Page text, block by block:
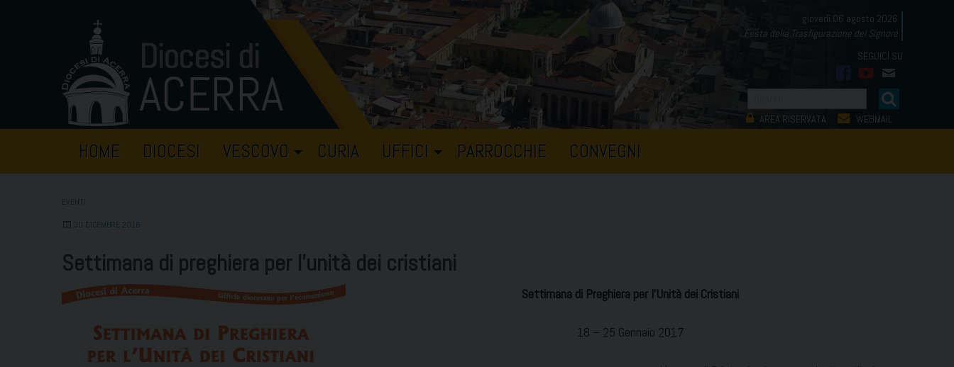
giovedì 06 agosto 2026
Festa della Trasfigurazione del Signore
facebook
youtube
mail
AREA RISERVATA WEBMAIL
HOME DIOCESI VESCOVO CURIA UFFICI PARROCCHIE CONVEGNI
EVENTI
30 DICEMBRE 2016
Settimana di preghiera per l’unità dei cristiani
Settimana di Preghiera per l’Unità dei Cristiani
18 – 25 Gennaio 2017